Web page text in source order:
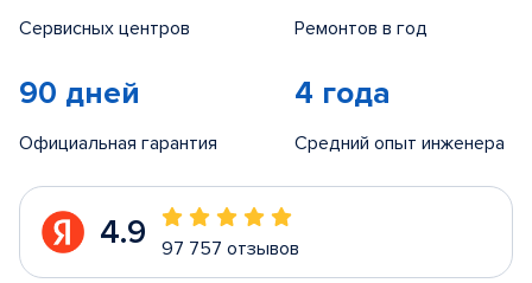
Сервисных центров Ремонтов в год
90 дней
Официальная гарантия
4 года
Средний опыт инженера
4.9 97 757 отзывов